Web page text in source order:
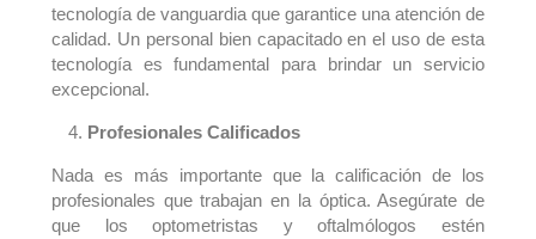
tecnología de vanguardia que garantice una atención de
calidad. Un personal bien capacitado en el uso de esta
tecnología es fundamental para brindar un servicio
excepcional.
Profesionales Calificados
Nada es más importante que la calificación de los
profesionales que trabajan en la óptica. Asegúrate de
que los optometristas y oftalmólogos estén